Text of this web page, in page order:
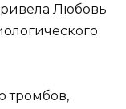
Любовь
тромбов,